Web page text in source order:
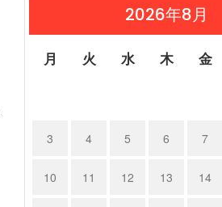
2026年8月
月 火 水 木 金
3 4 5 6 7
10 11 12 13 14